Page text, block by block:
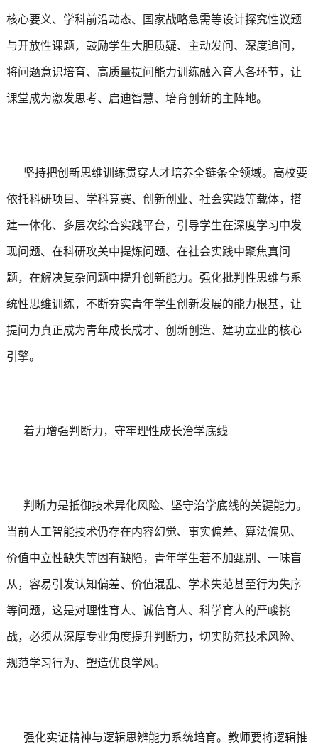
核心要义、学科前沿动态、国家战略急需等设计探究性议题
与开放性课题，鼓励学生大胆质疑、主动发问、深度追问，
将问题意识培育、高质量提问能力训练融入育人各环节，让
课堂成为激发思考、启迪智慧、培育创新的主阵地。
坚持把创新思维训练贯穿人才培养全链条全领域。高校要
依托科研项目、学科竞赛、创新创业、社会实践等载体，搭
建一体化、多层次综合实践平台，引导学生在深度学习中发
现问题、在科研攻关中提炼问题、在社会实践中聚焦真问
题，在解决复杂问题中提升创新能力。强化批判性思维与系
统性思维训练，不断夯实青年学生创新发展的能力根基，让
提问力真正成为青年成长成才、创新创造、建功立业的核心
引擎。
着力增强判断力，守牢理性成长治学底线
判断力是抵御技术异化风险、坚守治学底线的关键能力。
当前人工智能技术仍存在内容幻觉、事实偏差、算法偏见、
价值中立性缺失等固有缺陷，青年学生若不加甄别、一味盲
从，容易引发认知偏差、价值混乱、学术失范甚至行为失序
等问题，这是对理性育人、诚信育人、科学育人的严峻挑
战，必须从深厚专业角度提升判断力，切实防范技术风险、
规范学习行为、塑造优良学风。
强化实证精神与逻辑思辨能力系统培育。教师要将逻辑推